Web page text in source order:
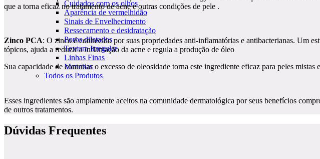
Cuidados com os olhos
Aparência de vermelhidão
Sinais de Envelhecimento
Ressecamento e desidratação
Poros dilatados
Textura Irregular
Linhas Finas
Manchas
Todos os Produtos
que a torna eficaz no tratamento de acne e outras condições de pele .
Zinco PCA: O zinco é conhecido por suas propriedades anti-inflamatórias e antibacterianas. Um
tópicos, ajuda a reduzir a inflamação da acne e regula a produção de óleo
Sua capacidade de controlar o excesso de oleosidade torna este ingrediente eficaz para peles mistas
Esses ingredientes são amplamente aceitos na comunidade dermatológica por seus benefícios
de outros tratamentos.
Dúvidas Frequentes